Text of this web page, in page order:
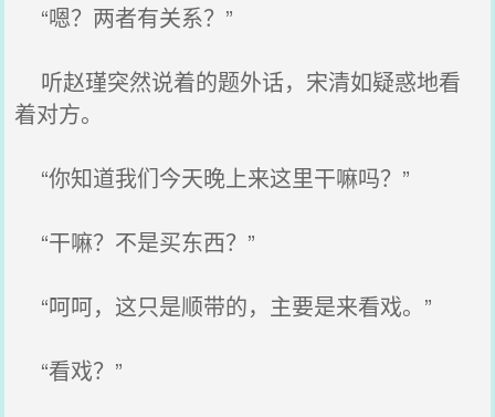
“嗯？两者有关系？”
听赵瑾突然说着的题外话，宋清如疑惑地看
着对方。
“你知道我们今天晚上来这里干嘛吗？”
“干嘛？不是买东西？”
“呵呵，这只是顺带的，主要是来看戏。”
“看戏？”